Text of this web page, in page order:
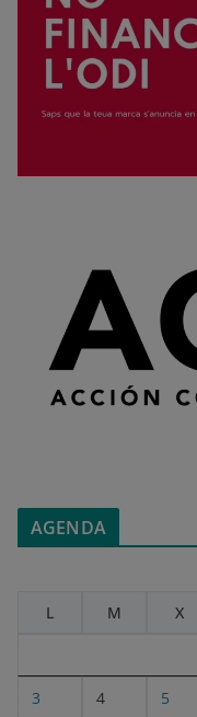
AGENDA
L
M X
3 4 5